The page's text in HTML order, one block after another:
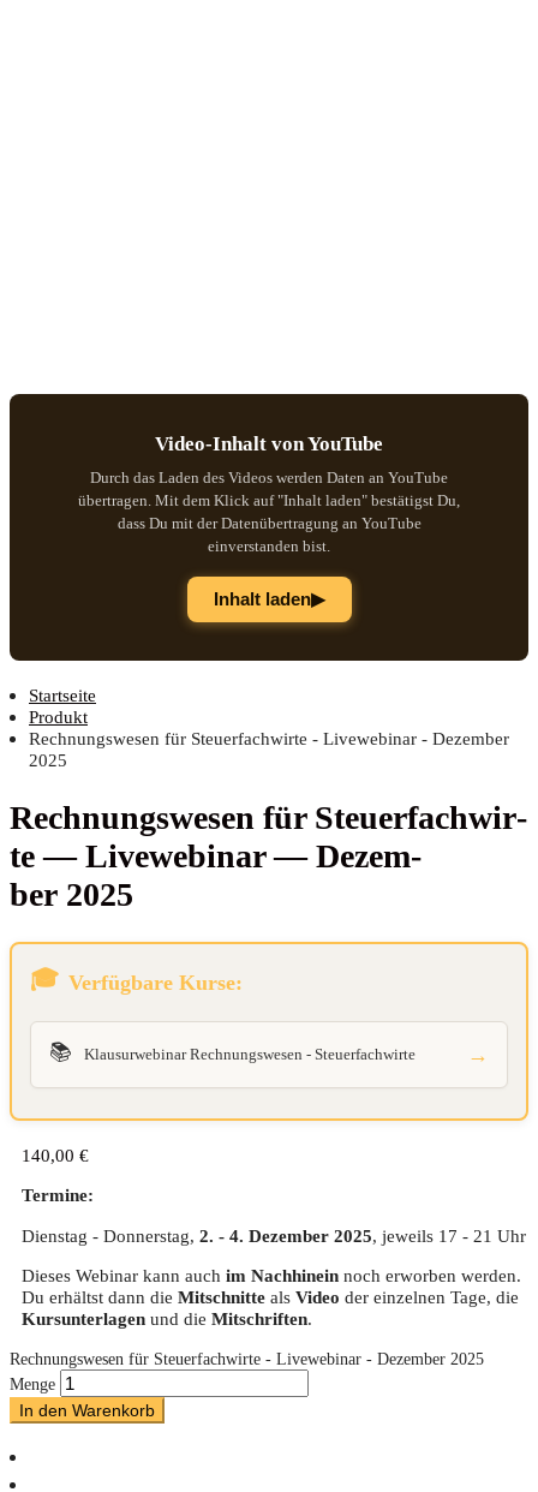
Video-Inhalt von YouTube
Durch das Laden des Videos werden Daten an YouTube
übertragen. Mit dem Klick auf "Inhalt laden" bestätigst Du,
dass Du mit der Datenübertragung an YouTube
einverstanden bist.
Inhalt laden▶
Startseite
Produkt
Rechnungswesen für Steuerfachwirte - Livewebinar - Dezember
2025
Rech­nungs­we­sen für Steu­er­fach­wir­
te — Live­web­i­nar — Dezem­
ber 2025
Verfügbare Kurse:
📚 Klausurwebinar Rechnungswesen - Steuerfachwirte →
140,00 €
Termine:
Dienstag - Donnerstag, 2. - 4. Dezember 2025, jeweils 17 - 21 Uhr
Dieses Webinar kann auch im Nachhinein noch erworben werden.
Du erhältst dann die Mitschnitte als Video der einzelnen Tage, die
Kursunterlagen und die Mitschriften.
Rechnungswesen für Steuerfachwirte - Livewebinar - Dezember 2025
Menge
In den Warenkorb